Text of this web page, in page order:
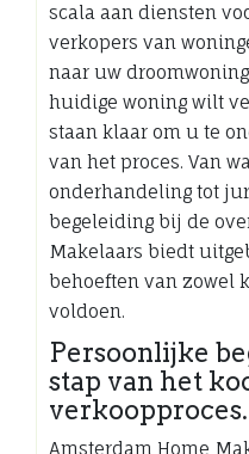
scala aan diensten
verkopers van
naar uw
huidige woning wilt
staan klaar om u te
van het proces. Van
onderhandeling tot
begeleiding bij de
Makelaars biedt
behoeften van zowel
voldoen.
Persoonlijke
stap van het
verkoopproces.
Amsterdam Home